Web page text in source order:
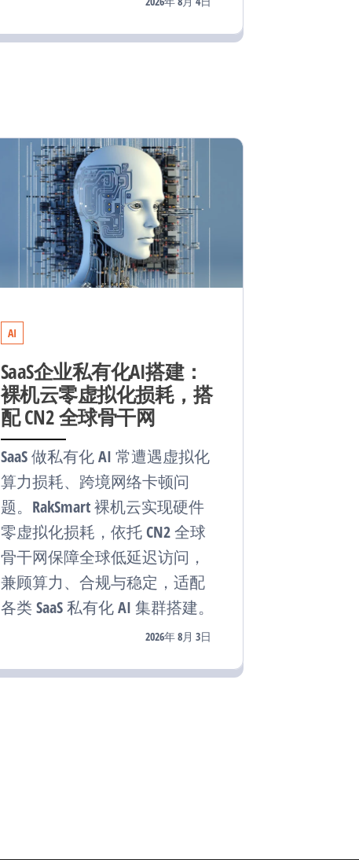
AI
SaaS企业私有化AI搭建：
裸机云零虚拟化损耗，搭
配 CN2 全球骨干网
SaaS 做私有化 AI 常遭遇虚拟化
算力损耗、跨境网络卡顿问
题。RakSmart 裸机云实现硬件
零虚拟化损耗，依托 CN2 全球
骨干网保障全球低延迟访问，
兼顾算力、合规与稳定，适配
各类 SaaS 私有化 AI 集群搭建。
2026年 8月 3日